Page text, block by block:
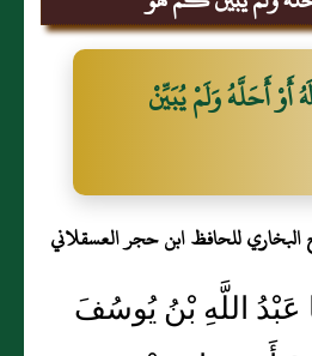
أَوْ أَحَلَّهُ وَلَمْ يُبَيِّنْ
للحافظ ابن حجر العسقلاني
عَبْدُ اللَّهِ بْنُ يُوسُفَ